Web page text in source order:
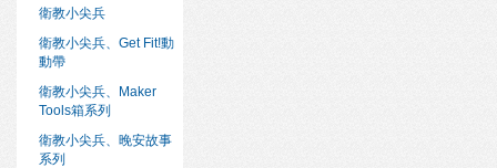
衛教小尖兵
衛教小尖兵、Get Fit!動
動帶
衛教小尖兵、Maker
Tools箱系列
衛教小尖兵、晚安故事
系列